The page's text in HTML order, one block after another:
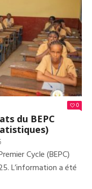
EST
0
du BEPC
Cycle (BEPC)
L’information a été